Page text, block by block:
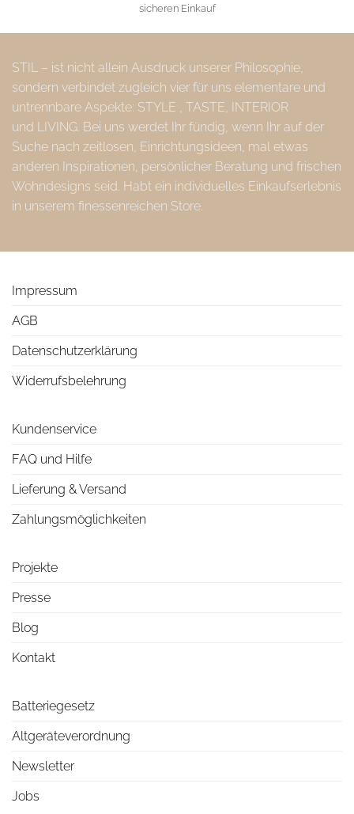
sicheren Einkauf
STIL – ist nicht allein Ausdruck unserer Philosophie,
sondern verbindet zugleich vier für uns elementare und
untrennbare Aspekte: STYLE , TASTE, INTERIOR
und LIVING. Bei uns werdet Ihr fündig, wenn Ihr auf der
Suche nach zeitlosen, Einrichtungsideen, mal etwas
anderen Inspirationen, persönlicher Beratung und frischen
Wohndesigns seid. Habt ein individuelles Einkaufserlebnis
in unserem finessenreichen Store.
Impressum
AGB
Datenschutzerklärung
Widerrufsbelehrung
Kundenservice
FAQ und Hilfe
Lieferung & Versand
Zahlungsmöglichkeiten
Projekte
Presse
Blog
Kontakt
Batteriegesetz
Altgeräteverordnung
Newsletter
Jobs